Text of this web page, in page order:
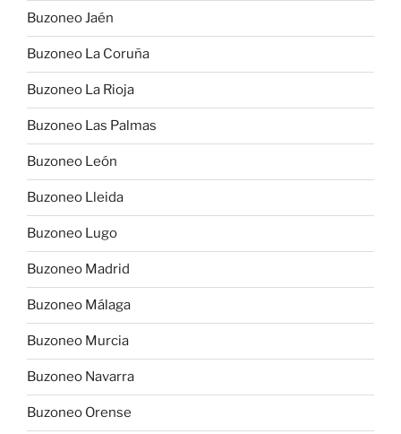
Buzoneo Jaén
Buzoneo La Coruña
Buzoneo La Rioja
Buzoneo Las Palmas
Buzoneo León
Buzoneo Lleida
Buzoneo Lugo
Buzoneo Madrid
Buzoneo Málaga
Buzoneo Murcia
Buzoneo Navarra
Buzoneo Orense